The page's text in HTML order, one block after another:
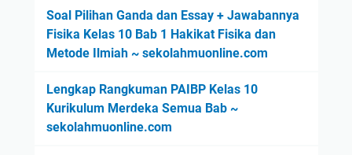
Soal Pilihan Ganda dan Essay + Jawabannya
Fisika Kelas 10 Bab 1 Hakikat Fisika dan
Metode Ilmiah ~ sekolahmuonline.com
Lengkap Rangkuman PAIBP Kelas 10
Kurikulum Merdeka Semua Bab ~
sekolahmuonline.com